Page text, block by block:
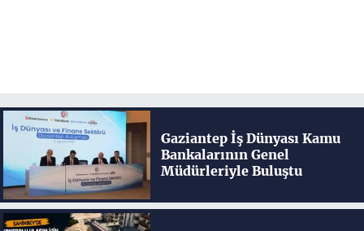
Gaziantep İş Dünyası Kamu
Bankalarının Genel
Müdürleriyle Buluştu